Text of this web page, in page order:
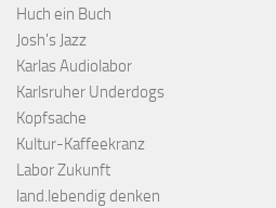
Huch ein Buch
Josh's Jazz
Karlas Audiolabor
Karlsruher Underdogs
Kopfsache
Kultur-Kaffeekranz
Labor Zukunft
land.lebendig denken